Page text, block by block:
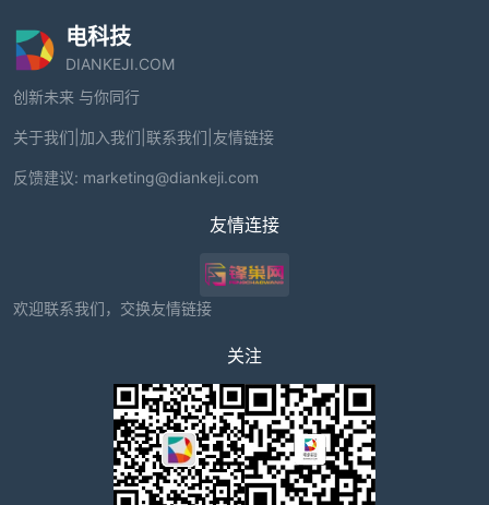
电科技
DIANKEJI.COM
创新未来 与你同行
关于我们 加入我们 联系我们 友情链接
反馈建议: marketing@diankeji.com
友情连接
欢迎联系我们，交换友情链接
关注